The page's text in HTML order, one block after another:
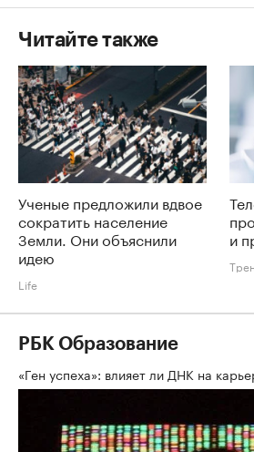
Читайте также
Ученые предложили вдвое
сократить население
Земли. Они объяснили
идею
Life
и
РБК Образование
«Ген успеха»: влияет ли ДНК на